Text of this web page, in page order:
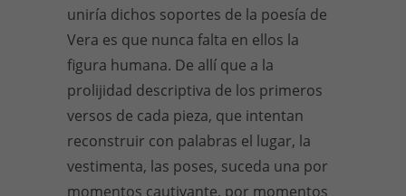
uniría dichos soportes de la poesía de
Vera es que nunca falta en ellos la
figura humana. De allí que a la
prolijidad descriptiva de los primeros
versos de cada pieza, que intentan
reconstruir con palabras el lugar, la
vestimenta, las poses, suceda una por
momentos cautivante, por momentos